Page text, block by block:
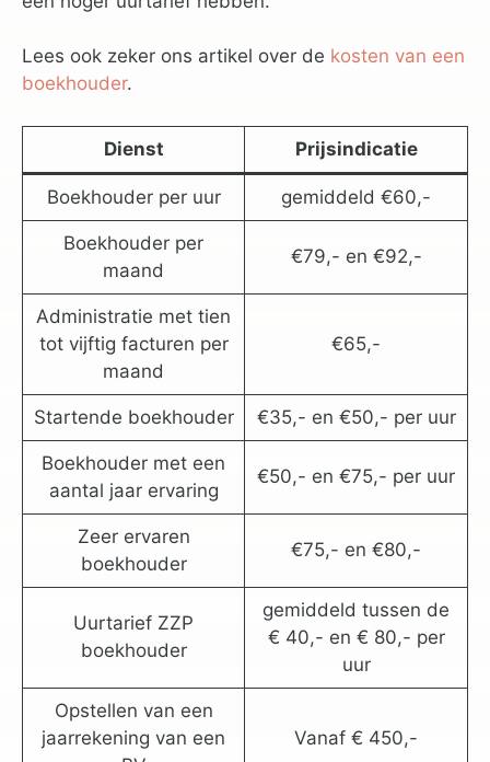
Lees ook zeker ons artikel over de kosten van een
boekhouder.
Dienst Prijsindicatie
Boekhouder per uur gemiddeld €60,-
Boekhouder per
maand
€79,- en €92,-
Administratie met tien
tot vijftig facturen per
maand
€65,-
Startende boekhouder €35,- en €50,- per uur
Boekhouder met een
aantal jaar ervaring
€50,- en €75,- per uur
Zeer ervaren
boekhouder
€75,- en €80,-
Uurtarief ZZP
boekhouder
gemiddeld tussen de
€ 40,- en € 80,- per
uur
Opstellen van een
jaarrekening van een
Vanaf € 450,-